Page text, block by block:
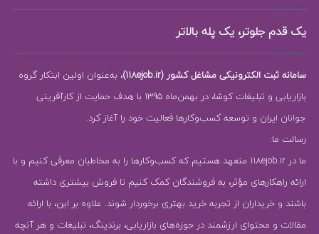
یک قدم جلوتر، یک پله بالاتر
سامانه ثبت الکترونیکی مشاغل کشور (118ejob.ir)
، به‌عنوان اولین ابتکار گروه
بازاریابی و تبلیغات کوشا، در بهمن‌ماه 1395 با هدف حمایت از کارآفرینی
جوانان ایران و توسعه کسب‌وکارها فعالیت خود را آغاز کرد.
رسالت ما:
ما در 118ejob.ir متعهد هستیم که کسب‌وکارها را به مخاطبان معرفی کنیم و با
ارائه راهکارهای مؤثر، به فروشندگان کمک کنیم تا فروش بیشتری داشته
باشند و خریداران از تجربه خرید بهتری برخوردار شوند. علاوه بر این، با ارائه
مقالات و محتوای ارزشمند در حوزه‌های بازاریابی، برندینگ، تبلیغات و هر آنچه